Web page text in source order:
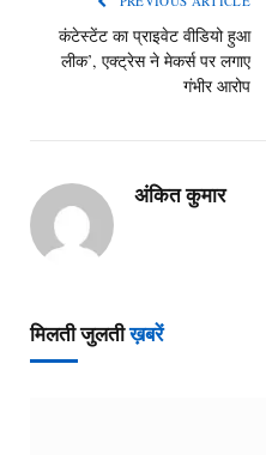
कंटेस्टेंट का प्राइवेट वीडियो हुआ
लीक’, एक्ट्रेस ने मेकर्स पर लगाए
गंभीर आरोप
अंकित कुमार
मिलती जुलतीख़बरें